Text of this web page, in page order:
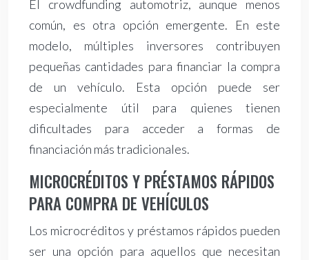
El crowdfunding automotriz, aunque menos
común, es otra opción emergente. En este
modelo, múltiples inversores contribuyen
pequeñas cantidades para financiar la compra
de un vehículo. Esta opción puede ser
especialmente útil para quienes tienen
dificultades para acceder a formas de
financiación más tradicionales.
MICROCRÉDITOS Y PRÉSTAMOS RÁPIDOS
PARA COMPRA DE VEHÍCULOS
Los microcréditos y préstamos rápidos pueden
ser una opción para aquellos que necesitan